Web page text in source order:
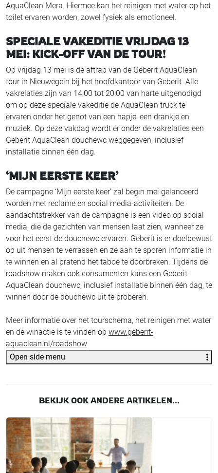
AquaClean Mera. Hiermee kan het reinigen met water op het
toilet ervaren worden, zowel fysiek als emotioneel.
SPECIALE VAKEDITIE VRIJDAG 13
MEI: KICK-OFF VAN DE TOUR!
Op vrijdag 13 mei is de aftrap van de Geberit AquaClean
tour in Nieuwegein bij het hoofdkantoor van Geberit. Alle
vakrelaties zijn van 14:00 tot 20:00 van harte uitgenodigd
om op deze speciale vakeditie de AquaClean truck te
ervaren onder het genot van een hapje, een drankje en
muziek. Op deze vakdag wordt er onder de vakrelaties een
Geberit AquaClean douchewc weggegeven, inclusief
installatie binnen één dag.
‘MIJN EERSTE KEER’
De campagne ‘Mijn eerste keer’ zal begin mei gelanceerd
worden met reclame en social media-activiteiten. De
aandachtstrekker van de campagne is een video op social
media, die de gezichten van mensen laat zien, wanneer ze
voor het eerst de douchewc ervaren. Geberit is er doelbewust
op uit mensen te verrassen en ze aan te sporen informatie in
te winnen en al pratend het taboe te doorbreken. Tijdens de
roadshow maken ook consumenten kans een Geberit
AquaClean douchewc, inclusief installatie binnen één dag, te
winnen door de douchewc uit te proberen.
Meer informatie over het tourschema, het reinigen met water
en de winactie is te vinden op www.geberit-
aquaclean.nl/roadshow
Open side menu
BEKIJK OOK ANDERE ARTIKELEN...